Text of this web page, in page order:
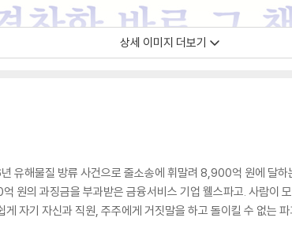
상세 이미지 더보기
유해물질 방류 사건으로 줄소송에 휘말려 8,900억 원에 달
원의 과징금을 부과받은 금융서비스 기업 웰스파고. 사람이
자기 자신과 직원, 주주에게 거짓말을 하고 돌이킬 수 없는